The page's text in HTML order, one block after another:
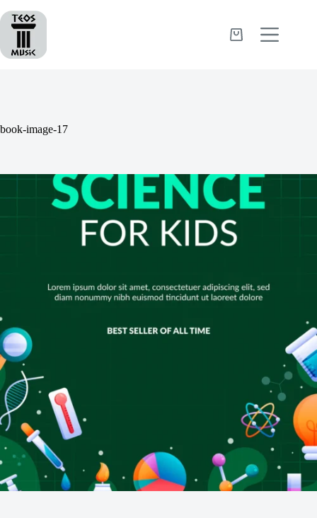
au
contenu
Panier
book-image-17